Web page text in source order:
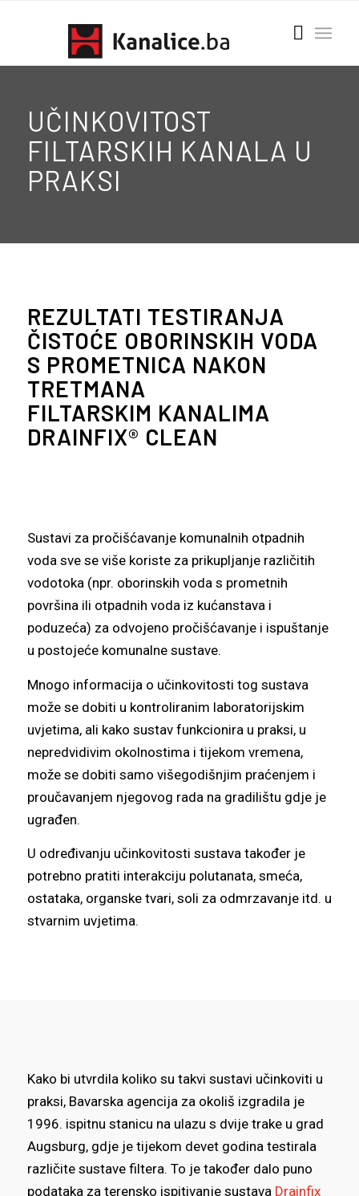
UČINKOVITOST
FILTARSKIH KANALA U
PRAKSI
REZULTATI TESTIRANJA
ČISTOĆE OBORINSKIH VODA
S PROMETNICA NAKON
TRETMANA
FILTARSKIM KANALIMA
DRAINFIX® CLEAN
Sustavi za pročišćavanje komunalnih otpadnih
voda sve se više koriste za prikupljanje različitih
vodotoka (npr. oborinskih voda s prometnih
površina ili otpadnih voda iz kućanstava i
poduzeća) za odvojeno pročišćavanje i ispuštanje
u postojeće komunalne sustave.
Mnogo informacija o učinkovitosti tog sustava
može se dobiti u kontroliranim laboratorijskim
uvjetima, ali kako sustav funkcionira u praksi, u
nepredvidivim okolnostima i tijekom vremena,
može se dobiti samo višegodišnjim praćenjem i
proučavanjem njegovog rada na gradilištu gdje je
ugrađen.
U određivanju učinkovitosti sustava također je
potrebno pratiti interakciju polutanata, smeća,
ostataka, organske tvari, soli za odmrzavanje itd. u
stvarnim uvjetima.
Kako bi utvrdila koliko su takvi sustavi učinkoviti u
praksi, Bavarska agencija za okoliš izgradila je
1996. ispitnu stanicu na ulazu s dvije trake u grad
Augsburg, gdje je tijekom devet godina testirala
različite sustave filtera. To je također dalo puno
podataka za terensko ispitivanje sustava Drainfix